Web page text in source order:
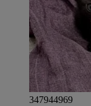
347944969